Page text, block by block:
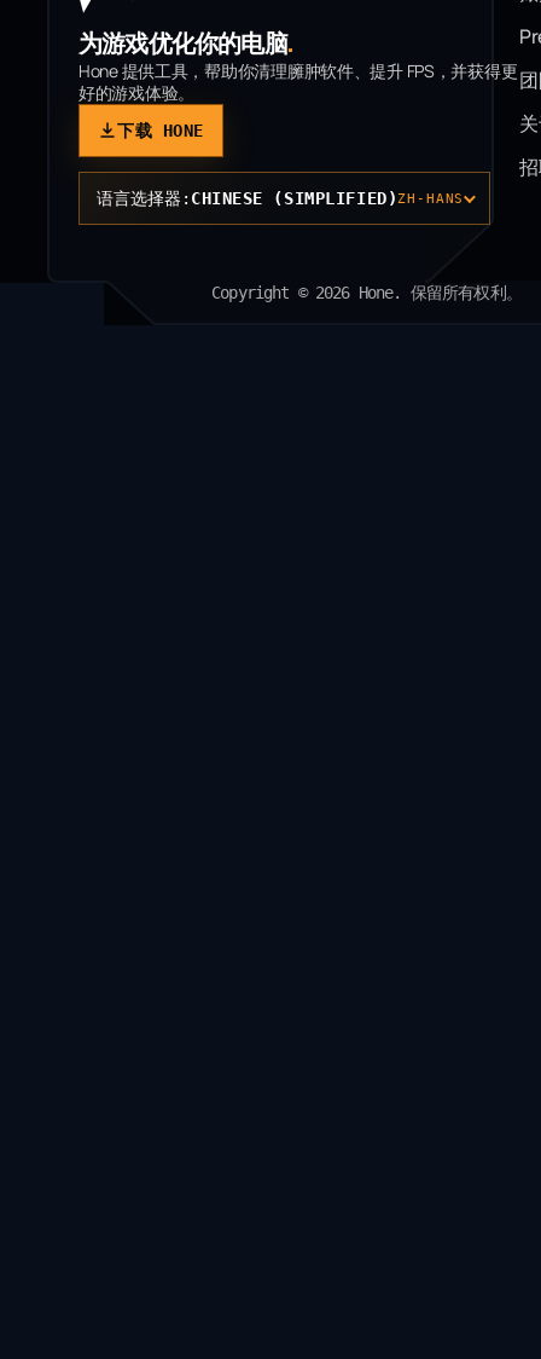
为游戏优化你的电脑.
Hone 提供工具，帮助你清理臃肿软件、提升 FPS，并获得更
好的游戏体验。
下载 HONE
语言选择器: CHINESE (SIMPLIFIED)ZH-HANS
Copyright © 2026 Hone. 保留所有权利。